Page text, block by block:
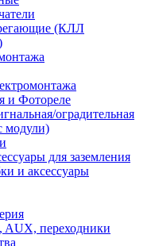
(КЛЛ
и Фотореле
оградительная
модули)
для заземления
и аксессуары
AUX, переходники